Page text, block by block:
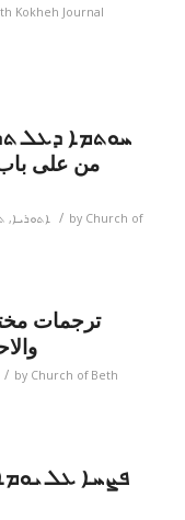
Kokheh Journal
ܚܘܬܡܐ ܕܥܠ
من على
ܐܬܘܪܝܐ, / by Church of
ترجمات
/ by Church of Beth
ܦܨܚܐ ܥܠ